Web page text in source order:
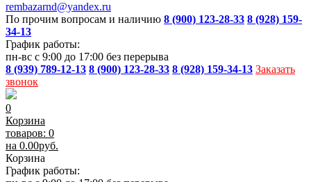
rembazarnd@yandex.ru
По прочим вопросам и наличию 8 (900) 123-28-33 8 (928) 159-
34-13
График работы:
пн-вс с 9:00 до 17:00 без перерыва
8 (939) 789-12-13 8 (900) 123-28-33 8 (928) 159-34-13 Заказать
звонок
0
Корзина
товаров: 0
на 0.00руб.
Корзина
График работы: